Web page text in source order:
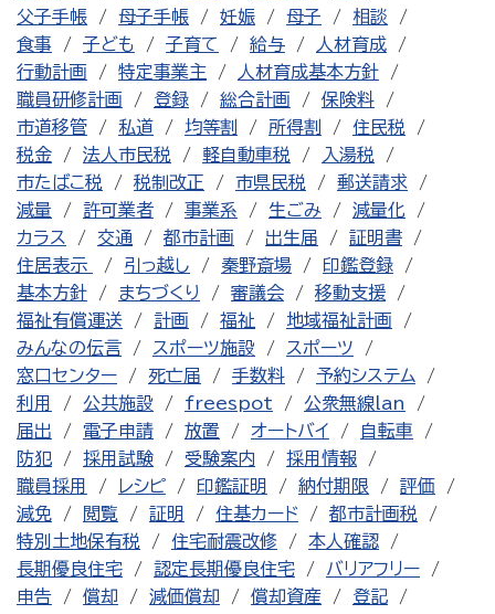
父子手帳
母子手帳 妊娠 母子
相談
食事
子ども 子育て 給与
人材育成
行動計画
特定事業主
人材育成基本方針
職員研修計画
登録 総合計画
保険料
市道移管
私道 均等割 所得割
住民税
税金
法人市民税 軽自動車税
入湯税
市たばこ税
税制改正 市県民税
郵送請求
減量
許可業者 事業系 生ごみ
減量化
カラス
交通 都市計画 出生届
証明書
住居表示
引っ越し 秦野斎場
印鑑登録
基本方針
まちづくり 審議会
移動支援
福祉有償運送
計画 福祉
地域福祉計画
みんなの伝言
スポーツ施設
スポーツ
窓口センター
死亡届 手数料
予約システム
利用
公共施設 freespot
公衆無線lan
届出
電子申請 放置 オートバイ
自転車
防犯
採用試験 受験案内
採用情報
職員採用
レシピ 印鑑証明 納付期限
評価
減免
閲覧 証明 住基カード
都市計画税
特別土地保有税
住宅耐震改修
本人確認
長期優良住宅
認定長期優良住宅
バリアフリー
申告
償却 減価償却 償却資産
登記